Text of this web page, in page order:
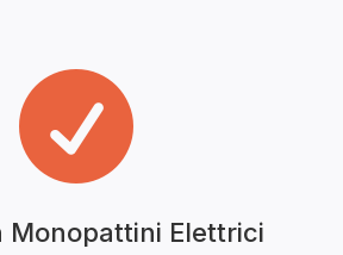

Monopattini Elettrici